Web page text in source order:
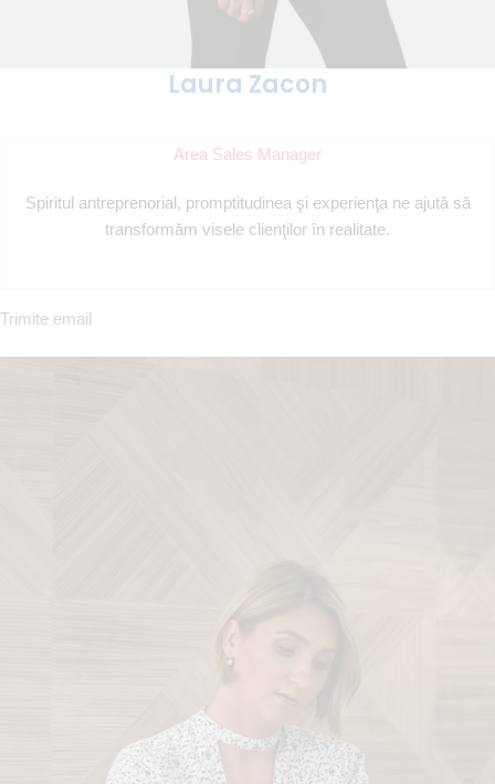
Laura Zacon
Area Sales Manager
Spiritul antreprenorial, promptitudinea şi experienţa ne ajută să
transformăm visele clienţilor în realitate.
Trimite email